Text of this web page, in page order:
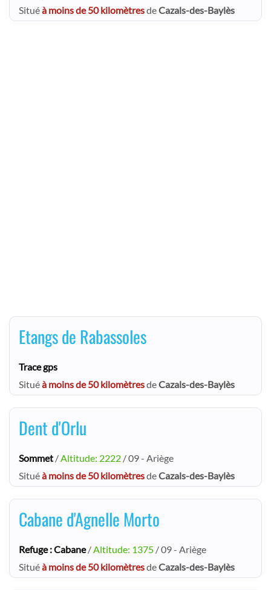
Situéà moins de 50 kilomètresdeCazals-des-Baylès
Etangs de Rabassoles
Trace gps
Situéà moins de 50 kilomètresdeCazals-des-Baylès
Dent d'Orlu
Sommet /Altitude: 2222 / 09 - Ariège
Situéà moins de 50 kilomètresdeCazals-des-Baylès
Cabane d'Agnelle Morto
Refuge : Cabane/Altitude: 1375 / 09 - Ariège
Situéà moins de 50 kilomètresdeCazals-des-Baylès